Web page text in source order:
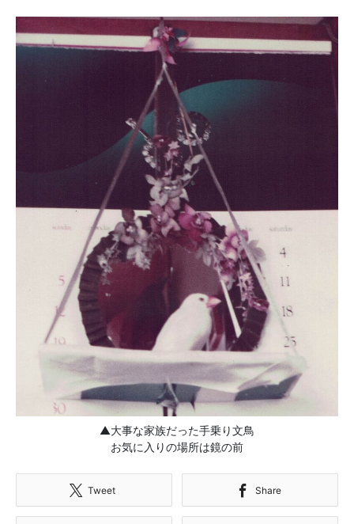
▲大事な家族だった手乗り文鳥
お気に入りの場所は鏡の前
Tweet Share